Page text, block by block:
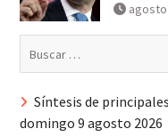
agosto
Síntesis de
domingo 9 agosto 2026